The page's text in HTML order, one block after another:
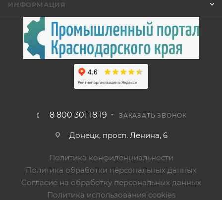
ИНФОРМАЦИЯ
8 800 301 18 19 ЗАКАЗАТЬ ЗВОНОК
Донецк, просп. Ленина, 6
Политика конфиденциальности
Политика обработки персональных данных
Согласие на обработку персональных данных
Политика использования cookies